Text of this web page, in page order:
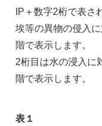
IP＋数字2桁で表さ
埃等の異物の侵入
階で表示します。
2桁目は水の浸入に
階で表示します。
表１